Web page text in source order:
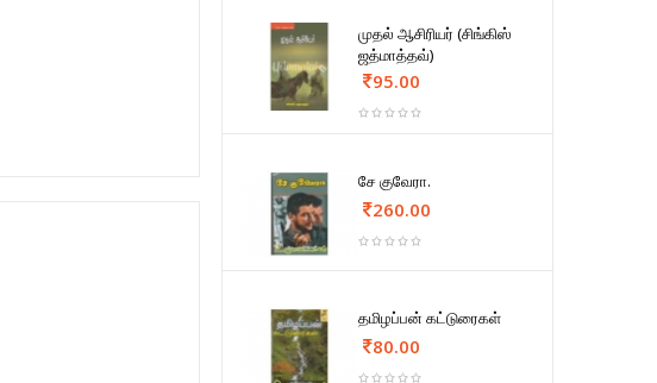
முதல் ஆசிரியர் (சிங்கிஸ்
ஜத்மாத்தவ்)
95.00
சே குவேரா.
260.00
தமிழப்பன் கட்டுரைகள்
80.00